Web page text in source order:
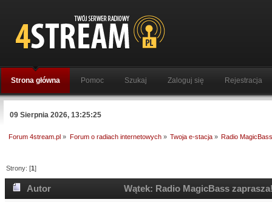
Strona główna Pomoc Szukaj Zaloguj się Rejestracja
09 Sierpnia 2026, 13:25:25
Forum 4stream.pl » Forum o radiach internetowych» Twoja e-stacja» Radio
Strony: [1]
Autor Wątek: Radio MagicBass